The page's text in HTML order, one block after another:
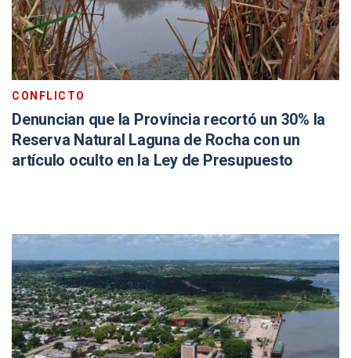
CONFLICTO
Denuncian que la Provincia recortó un 30% la
Reserva Natural Laguna de Rocha con un
artículo oculto en la Ley de Presupuesto